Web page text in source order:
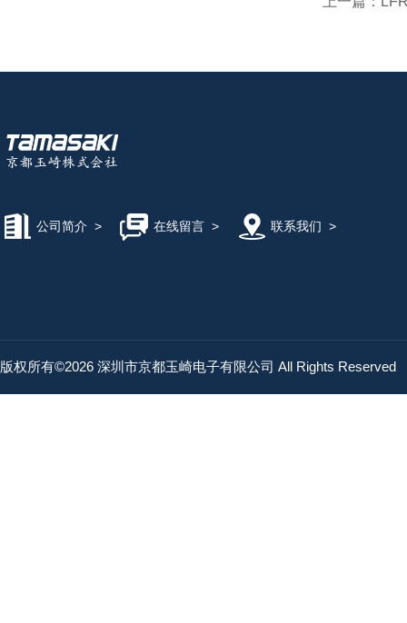
公司简介 > 在线留言> 联系我们 >
版权所有©2026 深圳市京都玉崎电子有限公司 All Rights Reserved